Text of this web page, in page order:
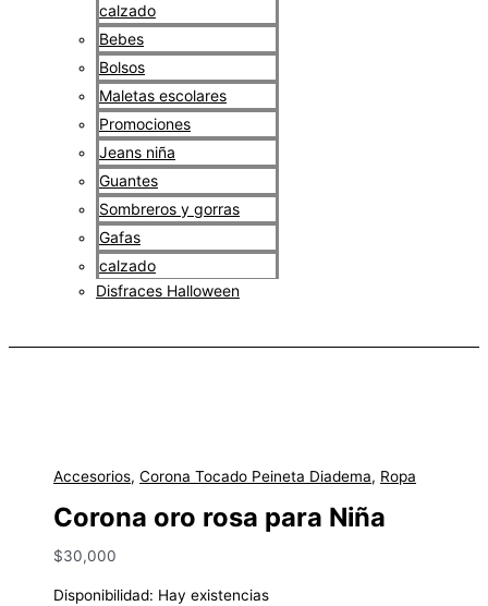
calzado
Bebes
Bolsos
Maletas escolares
Promociones
Jeans niña
Guantes
Sombreros y gorras
Gafas
calzado
Disfraces Halloween
Accesorios,Corona Tocado Peineta Diadema, Ropa
Corona oro rosa para Niña
$30,000
Disponibilidad: Hay existencias